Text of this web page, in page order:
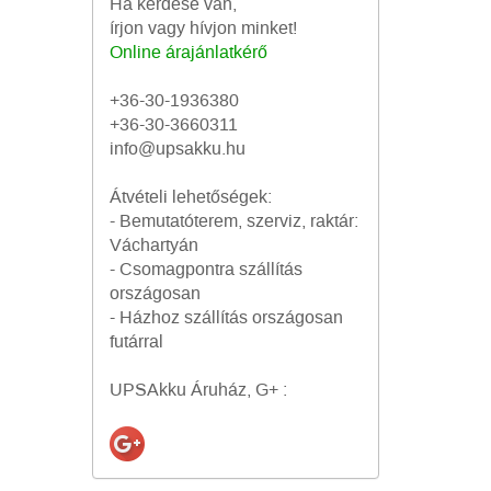
Ha kérdése van,
írjon vagy hívjon minket!
Online árajánlatkérő
+36-30-1936380
+36-30-3660311
info@upsakku.hu
Átvételi lehetőségek:
- Bemutatóterem, szerviz, raktár:
Váchartyán
- Csomagpontra szállítás
országosan
- Házhoz szállítás országosan
futárral
UPSAkku Áruház, G+ :